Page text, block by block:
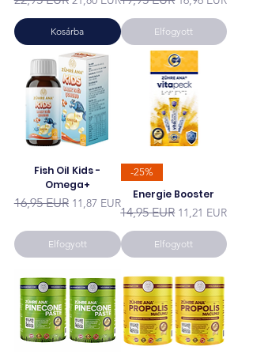
Kosárba Elfogyott
Fish Oil Kids -
Omega+
Szokásos ár
16,95 EUR Akciós ár
11,87 EUR
Elfogyott
-25%
Energie Booster
Szokásos ár
14,95 EUR Akciós ár
11,21 EUR
Elfogyott